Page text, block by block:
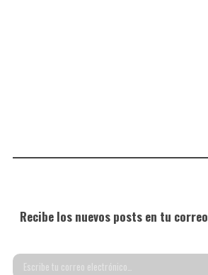
Recibe los nuevos posts en tu correo
Escribe